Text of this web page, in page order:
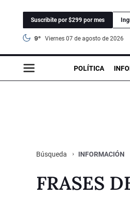
Suscribite por $299 por mes
9° viernes 07 de agosto de 2026
POLÍTICA
Búsqueda INFORMACIÓN
FRASES